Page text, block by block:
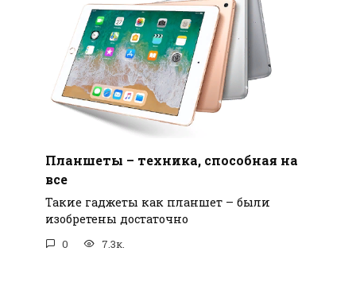
Планшеты – техника, способная на
все
Такие гаджеты как планшет – были
изобретены достаточно
0 7.3к.